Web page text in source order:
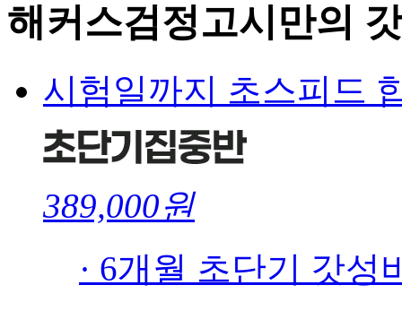
해커스검정고시만의
시험일까지 초스피드
389,000원
· 6개월 초단기 갓성